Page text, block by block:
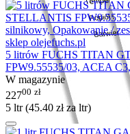
5 litrów FUCHS TITAN
FPW9.55535/03, ACEA
W magazynie
22700 zł
5 ltr (45.40 złza ltr)